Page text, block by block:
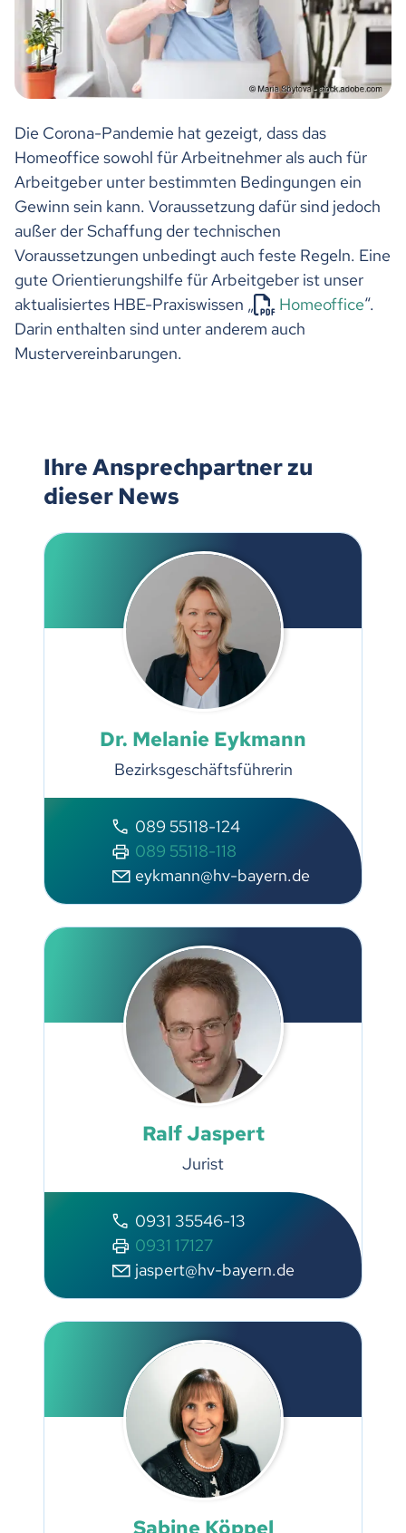
Die Corona-Pandemie hat gezeigt, dass das
Homeoffice sowohl für Arbeitnehmer als auch für
Arbeitgeber unter bestimmten Bedingungen ein
Gewinn sein kann. Voraussetzung dafür sind jedoch
außer der Schaffung der technischen
Voraussetzungen unbedingt auch feste Regeln. Eine
gute Orientierungshilfe für Arbeitgeber ist unser
aktualisiertes HBE-Praxiswissen „
Homeoffice“.
Darin enthalten sind unter anderem auch
Mustervereinbarungen.
Ihre Ansprechpartner zu
dieser News
Dr. Melanie Eykmann
Bezirksgeschäftsführerin
089 55118-124
089 55118-118
eykmann@hv-bayern.de
Ralf Jaspert
Jurist
0931 35546-13
0931 17127
jaspert@hv-bayern.de